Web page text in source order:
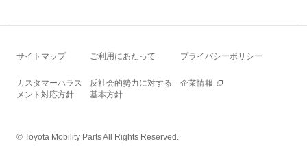
サイトマップ ご利用にあたって プライバシーポリシー
カスタマーハラス
メント対応方針
反社会的勢力に対する
基本方針
企業情報
© Toyota Mobility Parts All Rights Reserved.